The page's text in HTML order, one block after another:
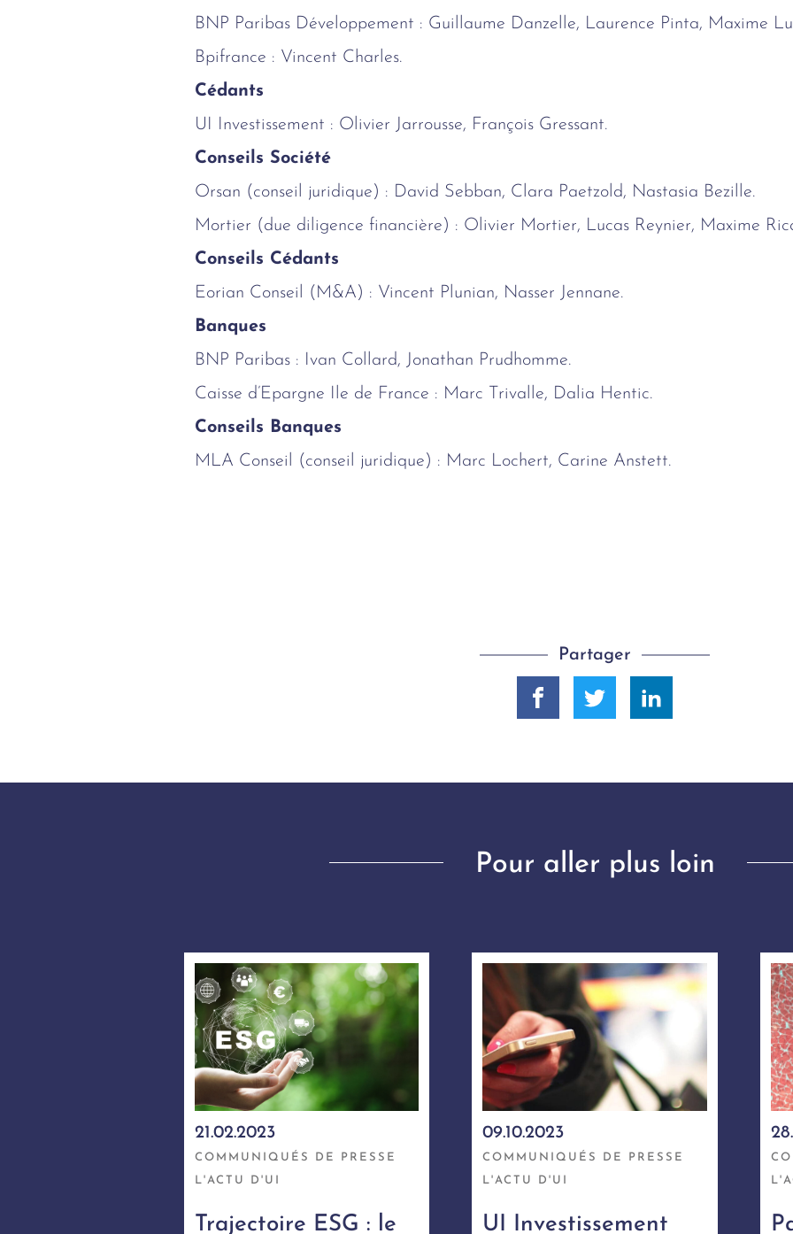
BNP Paribas Développement : Guillaume Danzelle, Laurence Pinta, Maxime
Bpifrance : Vincent Charles.
Cédants
UI Investissement : Olivier Jarrousse, François Gressant.
Conseils Société
Orsan (conseil juridique) : David Sebban, Clara Paetzold, Nastasia Bezille.
Mortier (due diligence financière) : Olivier Mortier, Lucas Reynier, Maxime
Conseils Cédants
Eorian Conseil (M&A) : Vincent Plunian, Nasser Jennane.
Banques
BNP Paribas : Ivan Collard, Jonathan Prudhomme.
Caisse d’Epargne Ile de France : Marc Trivalle, Dalia Hentic.
Conseils Banques
MLA Conseil (conseil juridique) : Marc Lochert, Carine Anstett.
Partager
Pour aller plus loin
21.02.2023
COMMUNIQUÉS DE PRESSE
L'ACTU D'UI
Trajectoire ESG : le
09.10.2023
COMMUNIQUÉS DE PRESSE
L'ACTU D'UI
UI Investissement